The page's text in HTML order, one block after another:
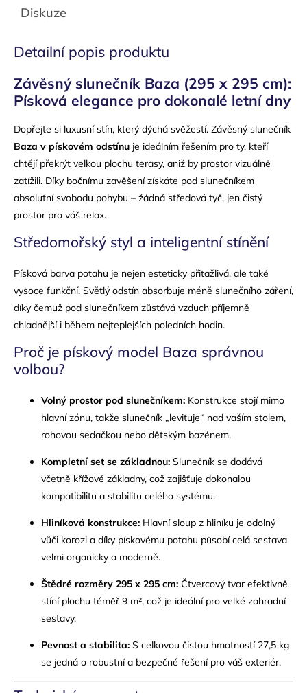
Diskuze
Detailní popis produktu
Závěsný slunečník Baza (295 x 295 cm):
Písková elegance pro dokonalé letní dny
Dopřejte si luxusní stín, který dýchá svěžestí. Závěsný slunečník
Baza v pískovém odstínu je ideálním řešením pro ty, kteří
chtějí překrýt velkou plochu terasy, aniž by prostor vizuálně
zatížili. Díky bočnímu zavěšení získáte pod slunečníkem
absolutní svobodu pohybu – žádná středová tyč, jen čistý
prostor pro váš relax.
Středomořský styl a inteligentní stínění
Písková barva potahu je nejen esteticky přitažlivá, ale také
vysoce funkční. Světlý odstín absorbuje méně slunečního záření,
díky čemuž pod slunečníkem zůstává vzduch příjemně
chladnější i během nejteplejších poledních hodin.
Proč je pískový model Baza správnou
volbou?
Volný prostor pod slunečníkem: Konstrukce stojí mimo
hlavní zónu, takže slunečník „levituje“ nad vaším stolem,
rohovou sedačkou nebo dětským bazénem.
Kompletní set se základnou: Slunečník se dodává
včetně křížové základny, což zajišťuje dokonalou
kompatibilitu a stabilitu celého systému.
Hliníková konstrukce: Hlavní sloup z hliníku je odolný
vůči korozi a díky pískovému potahu působí celá sestava
velmi organicky a moderně.
Štědré rozměry 295 x 295 cm: Čtvercový tvar efektivně
stíní plochu téměř 9 m², což je ideální pro velké zahradní
sestavy.
Pevnost a stabilita: S celkovou čistou hmotností 27,5 kg
se jedná o robustní a bezpečné řešení pro váš exteriér.